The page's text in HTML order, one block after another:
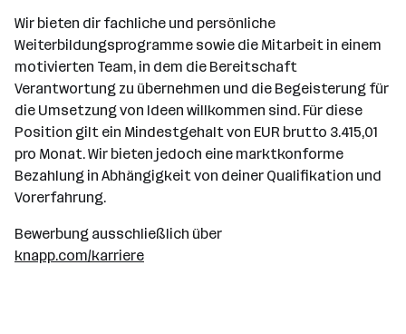
Wir bieten dir fachliche und persönliche
Weiterbildungsprogramme sowie die Mitarbeit in einem
motivierten Team, in dem die Bereitschaft
Verantwortung zu übernehmen und die Begeisterung für
die Umsetzung von Ideen willkommen sind. Für diese
Position gilt ein Mindestgehalt von EUR brutto 3.415,01
pro Monat. Wir bieten jedoch eine marktkonforme
Bezahlung in Abhängigkeit von deiner Qualifikation und
Vorerfahrung.
Bewerbung ausschließlich über
knapp.com/karriere